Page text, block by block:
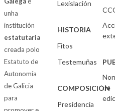
unha
institución
estatutaria
creada polo
Estatuto de
Autonomía
de Galicia
para
Lexislación
HISTORIA
Fitos
Testemuñas
COMPOSICIÓN
Presidencia
de